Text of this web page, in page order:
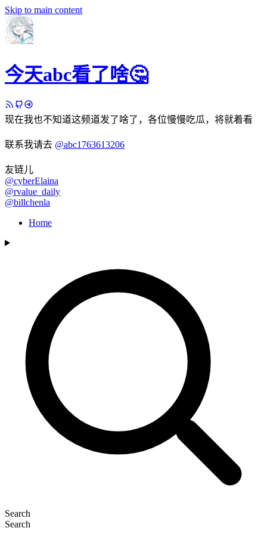
Skip to main content
今天abc看了啥🤔
现在我也不知道这频道发了啥了，各位慢慢吃瓜，将就着看
联系我请去 @abc1763613206
友链儿
@cyberElaina
@rvalue_daily
@billchenla
Home
Search
Search